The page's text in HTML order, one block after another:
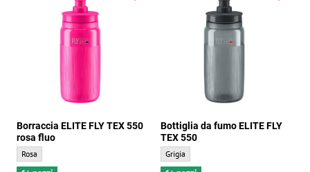
Borraccia ELITE FLY TEX 550
rosa fluo
Borraccia ELITE FLY TEX 550 rosa fluo - Colore di base:
Rosa
Bottiglia da fumo ELITE FLY
TEX 550
Bottiglia da fumo ELITE FLY TEX 550 -
Grigia